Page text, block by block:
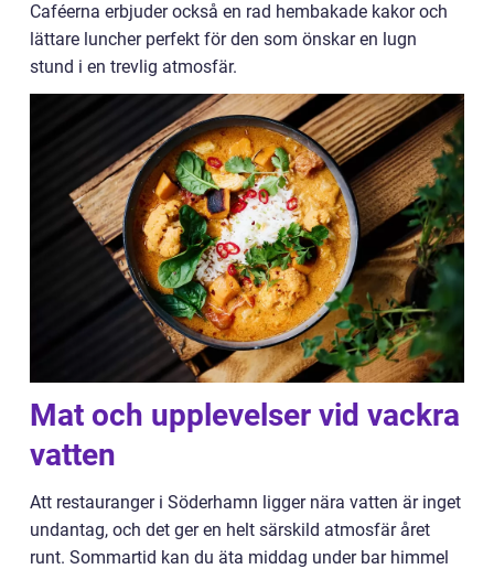
Caféerna erbjuder också en rad hembakade kakor och
lättare luncher perfekt för den som önskar en lugn
stund i en trevlig atmosfär.
Mat och upplevelser vid vackra
vatten
Att restauranger i Söderhamn ligger nära vatten är inget
undantag, och det ger en helt särskild atmosfär året
runt. Sommartid kan du äta middag under bar himmel